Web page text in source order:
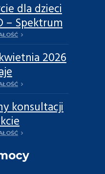
dla dzieci
– Spektrum
2026
Al-
w
konsultacji
w